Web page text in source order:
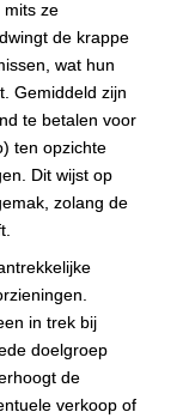
mits ze
de krappe
wat hun
Gemiddeld zijn
te betalen voor
ten opzichte
Dit wijst op
zolang de
in trek bij
doelgroep
de
verkoop of